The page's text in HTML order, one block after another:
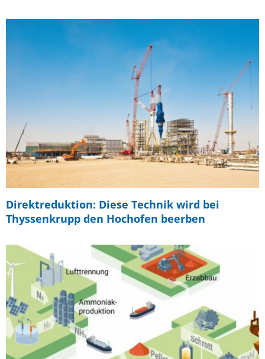
Direktreduktion: Diese Technik wird bei
Thyssenkrupp den Hochofen beerben